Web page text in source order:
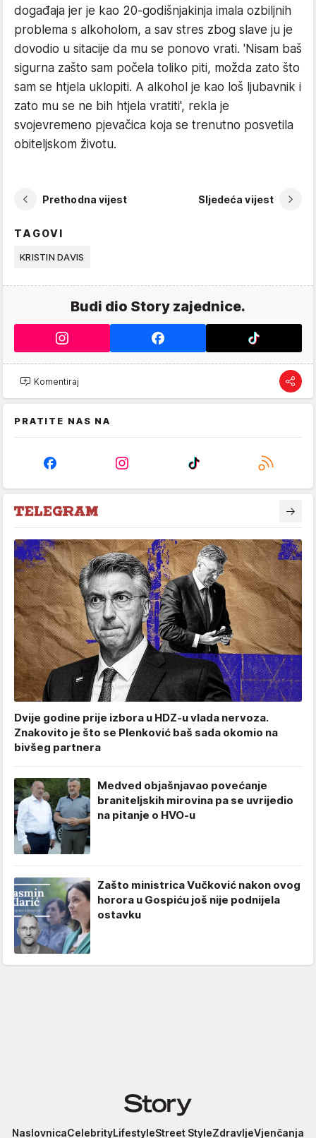
događaja jer je kao 20-godišnjakinja imala ozbiljnih
problema s alkoholom, a sav stres zbog slave ju je
dovodio u sitacije da mu se ponovo vrati. 'Nisam baš
sigurna zašto sam počela toliko piti, možda zato što
sam se htjela uklopiti. A alkohol je kao loš ljubavnik i
zato mu se ne bih htjela vratiti', rekla je
svojevremeno pjevačica koja se trenutno posvetila
obiteljskom životu.
Prethodna vijest Sljedeća vijest
TAGOVI
KRISTIN DAVIS
Budi dio Story zajednice.
Komentiraj
PRATITE NAS NA
Dvije godine prije izbora u HDZ-u vlada nervoza.
Znakovito je što se Plenković baš sada okomio na
bivšeg partnera
Medved objašnjavao povećanje
braniteljskih mirovina pa se uvrijedio
na pitanje o HVO-u
Zašto ministrica Vučković nakon ovog
horora u Gospiću još nije podnijela
ostavku
Story
NaslovnicaCelebrityLifestyleStreet StyleZdravljeVjenčanja